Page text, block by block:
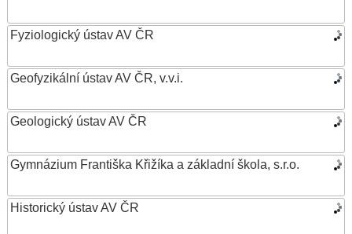
Fyziologický ústav AV ČR
Geofyzikální ústav AV ČR, v.v.i.
Geologický ústav AV ČR
Gymnázium Františka Křižíka a základní škola, s.r.o.
Historický ústav AV ČR